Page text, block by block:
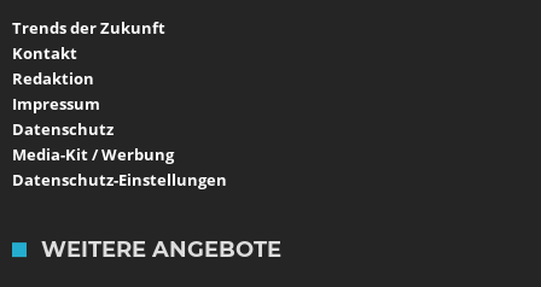
Trends der Zukunft
Kontakt
Redaktion
Impressum
Datenschutz
Media-Kit / Werbung
Datenschutz-Einstellungen
WEITERE ANGEBOTE